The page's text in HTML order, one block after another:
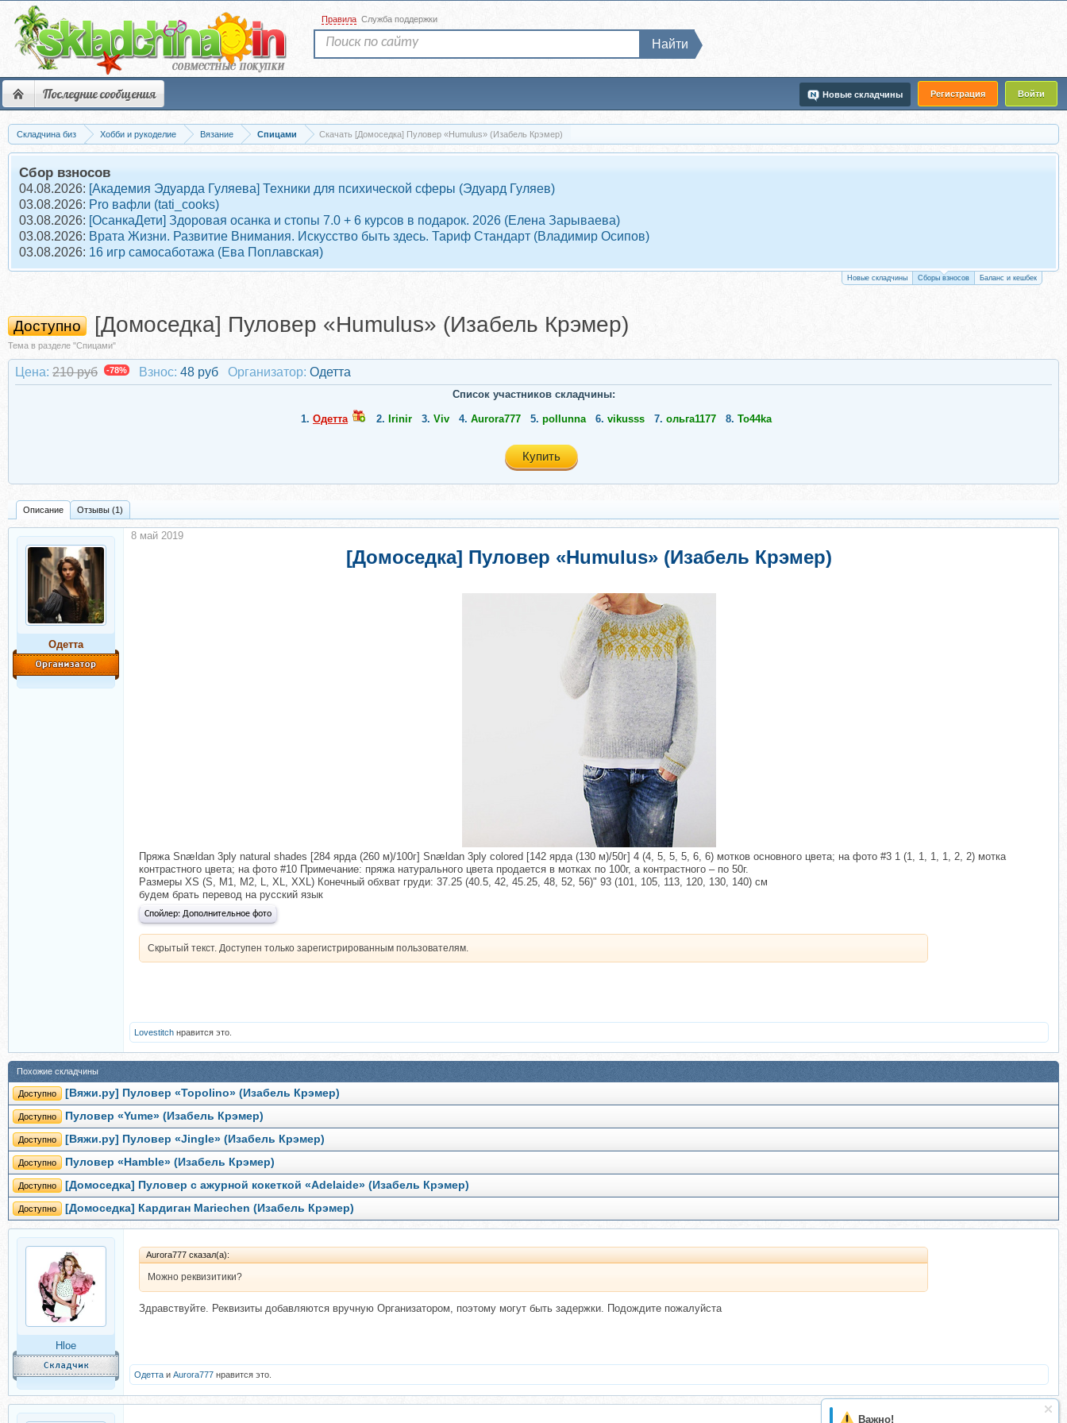
Последние сообщения Регистрация Войти
Новые складчины
Правила Служба поддержки
Найти
Складчина биз Хобби и рукоделие Вязание Спицами Скачать [Домоседка] Пуловер «Humulus» (Изабель Крэмер)
Сбор взносов
04.08.2026: [Академия Эдуарда Гуляева] Техники для психической сферы (Эдуард Гуляев)
03.08.2026: Pro вафли (tati_cooks)
03.08.2026: [ОсанкаДети] Здоровая осанка и стопы 7.0 + 6 курсов в подарок. 2026 (Елена Зарываева)
03.08.2026: Врата Жизни. Развитие Внимания. Искусство быть здесь. Тариф Стандарт (Владимир Осипов)
03.08.2026: 16 игр самосаботажа (Ева Поплавская)
Новые складчины Сборы взносов Баланс и кешбек
Важно!
Доступно [Домоседка] Пуловер «Humulus» (Изабель Крэмер)
Тема в разделе "Спицами"
Цена: 210 руб -78% Взнос: 48 руб Организатор: Одетта
Список участников складчины:
1. Одетта 2. Irinir 3. Viv 4. Aurora777 5. pollunna 6. vikusss 7. ольга1177 8. To44ka
Купить
Описание Отзывы (1)
Одетта
[Домоседка] Пуловер «Humulus» (Изабель Крэмер)
Пряжа Snældan 3ply natural shades [284 ярда (260 м)/100г] Snældan 3ply colored [142 ярда (130 м)/50г] 4 (4, 5, 5, 5, 6, 6) мотков основного цвета; на фото #3 1 (1, 1, 1, 1, 2, 2) мотка
контрастного цвета; на фото #10 Примечание: пряжа натурального цвета продается в мотках по 100г, а контрастного – по 50г.
Размеры XS (S, M1, M2, L, XL, XXL) Конечный обхват груди: 37.25 (40.5, 42, 45.25, 48, 52, 56)" 93 (101, 105, 113, 120, 130, 140) см
будем брать перевод на русский язык
Спойлер: Дополнительное фото
Скрытый текст. Доступен только зарегистрированным пользователям.
8 май 2019
Lovestitch нравится это.
Похожие складчины
Доступно [Вяжи.ру] Пуловер «Topolino» (Изабель Крэмер)
Доступно Пуловер «Yume» (Изабель Крэмер)
Доступно [Вяжи.ру] Пуловер «Jingle» (Изабель Крэмер)
Доступно Пуловер «Hamble» (Изабель Крэмер)
Доступно [Домоседка] Пуловер с ажурной кокеткой «Adelaide» (Изабель Крэмер)
Доступно [Домоседка] Кардиган Mariechen (Изабель Крэмер)
Hloe
Aurora777 сказал(а):
Можно реквизитики?
Здравствуйте. Реквизиты добавляются вручную Организатором, поэтому могут быть задержки. Подождите пожалуйста
Одетта и Aurora777 нравится это.